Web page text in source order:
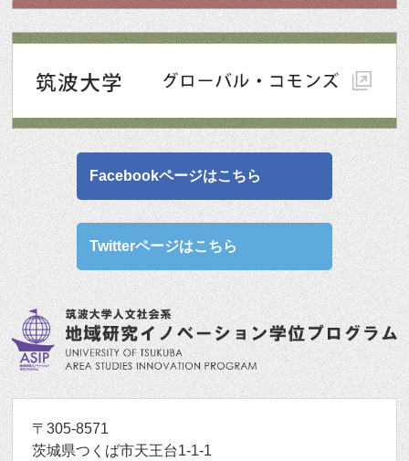
Facebookページはこちら
Twitterページはこちら
〒305-8571
茨城県つくば市天王台1-1-1